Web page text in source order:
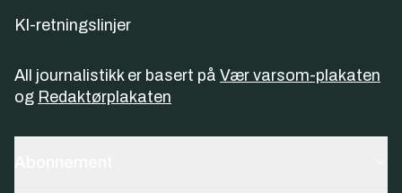
KI-retningslinjer
All journalistikk er basert på Vær varsom-plakaten
og Redaktørplakaten